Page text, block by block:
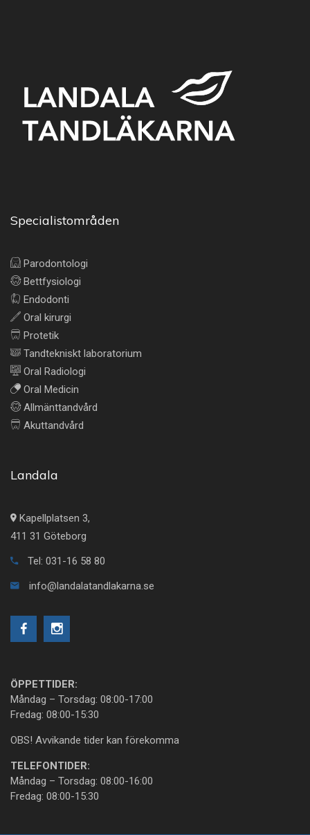
Specialistområden
Parodontologi
Bettfysiologi
Endodonti
Oral kirurgi
Protetik
Tandtekniskt laboratorium
Oral Radiologi
Oral Medicin
Allmänttandvård
Akuttandvård
Landala
Kapellplatsen 3,
411 31 Göteborg
Tel: 031-16 58 80
info@landalatandlakarna.se
ÖPPETTIDER:
Måndag – Torsdag: 08:00-17:00
Fredag: 08:00-15:30
OBS! Avvikande tider kan förekomma
TELEFONTIDER:
Måndag – Torsdag: 08:00-16:00
Fredag: 08:00-15:30